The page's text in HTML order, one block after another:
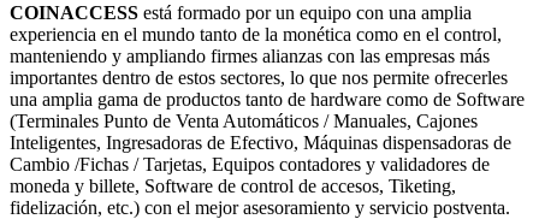
COINACCESS está formado por un equipo con una amplia
experiencia en el mundo tanto de la monética como en el control,
manteniendo y ampliando firmes alianzas con las empresas más
importantes dentro de estos sectores, lo que nos permite ofrecerles
una amplia gama de productos tanto de hardware como de Software
(Terminales Punto de Venta Automáticos / Manuales, Cajones
Inteligentes, Ingresadoras de Efectivo, Máquinas dispensadoras de
Cambio /Fichas / Tarjetas, Equipos contadores y validadores de
moneda y billete, Software de control de accesos, Tiketing,
fidelización, etc.) con el mejor asesoramiento y servicio postventa.